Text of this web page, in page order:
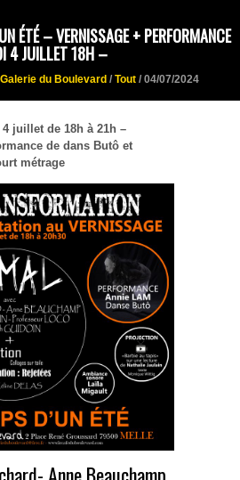
ÉTÉ – VERNISSAGE + PERFORMANCE
4 JUILLET 18H –
du Boulevard / Tout / 04/07/2024
juillet de 18h à 21h –
de dans Butô et
métrage